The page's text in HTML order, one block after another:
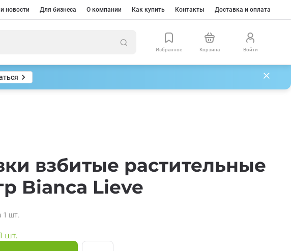
новости Для бизнеса О компании Как купить Контакты Доставка и оплата
Избранное Корзина Войти
взбитые растительные
Bianca Lieve
1 шт.
1 шт.